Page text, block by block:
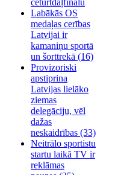
Labākās OS
medaļas cerības
Latvijai ir
kamaniņu sportā
un šorttrekā (16)
Provizoriski
apstiprina
Latvijas lielāko
ziemas
delegāciju, vēl
dažas
neskaidrības (33)
Neitrālo sportistu
startu laikā TV ir
reklāmas